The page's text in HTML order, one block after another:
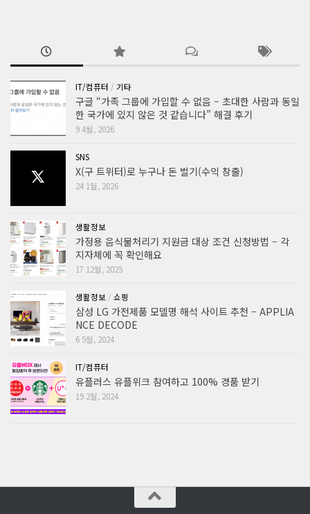
IT/컴퓨터 / 기타
구글 “가족 그룹에 가입할 수 없음 – 초대한 사람과 동일
한 국가에 있지 않은 것 같습니다” 해결 후기
9 4월, 2026
SNS
X(구 트위터)로 누구나 돈 벌기(수익 창출)
24 1월, 2026
생활정보
가정용 음식물처리기 지원금 대상 조건 신청방법 – 각
지자체에 꼭 확인해요
17 12월, 2025
생활정보 / 쇼핑
삼성 LG 가전제품 모델명 해석 사이트 추천 – APPLIA
NCE DECODE
6 5월, 2024
IT/컴퓨터
유플러스 유플위크 참여하고 100% 경품 받기
19 2월, 2024